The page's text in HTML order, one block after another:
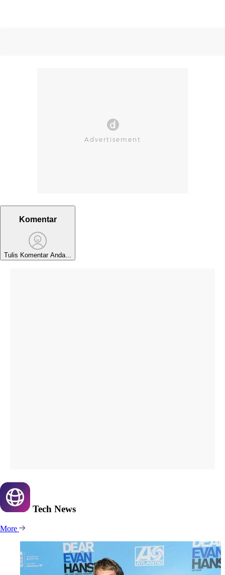
Komentar
Tulis Komentar Anda...
Tech News
More